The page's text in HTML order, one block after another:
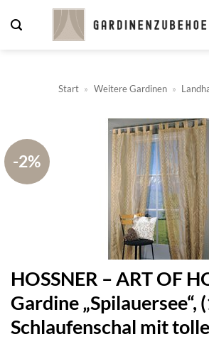
Inhalt
Start » Weitere Gardinen »
-2%
HOSSNER – ART OF
Gardine „Spilauersee“,
Schlaufenschal mit